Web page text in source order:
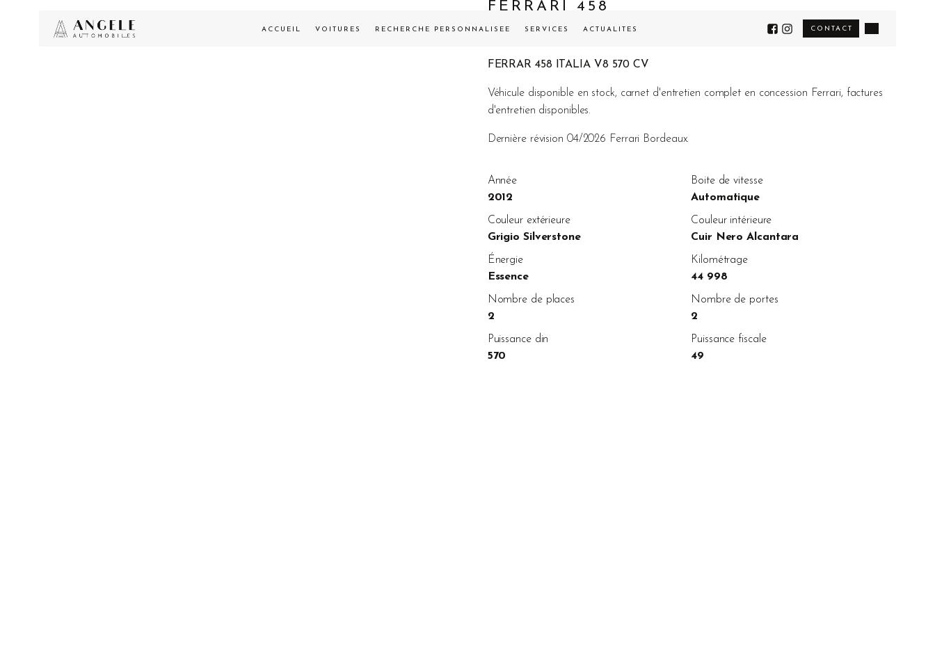
ACCUEIL VOITURES RECHERCHE PERSONNALISÉE SERVICES ACTUALITÉS CONTACT
FERRARI 458
VENDUE
Année
2012
Boite de vitesse
Automatique
Couleur extérieure
Grigio Silverstone
Couleur intérieure
Cuir Nero Alcantara
Énergie
Essence
Kilométrage
44 998
Nombre de places
2
Nombre de portes
2
Puissance din
570
Puissance fiscale
49
FERRAR 458 ITALIA V8 570 CV
Véhicule disponible en stock, carnet d'entretien complet en concession Ferrari, factures
d'entretien disponibles.
Dernière révision 04/2026 Ferrari Bordeaux.